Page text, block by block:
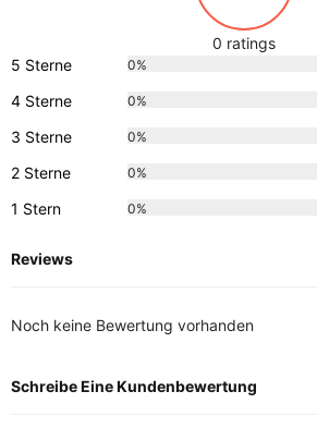
0 ratings
5 Sterne
0%
4 Sterne 0%
3 Sterne 0%
2 Sterne 0%
1 Stern 0%
Reviews
Noch keine Bewertung vorhanden
Schreibe Eine Kundenbewertung